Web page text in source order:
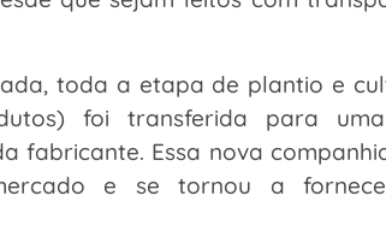
toda a etapa de plantio e
foi transferida para
fabricante. Essa nova
e se tornou a